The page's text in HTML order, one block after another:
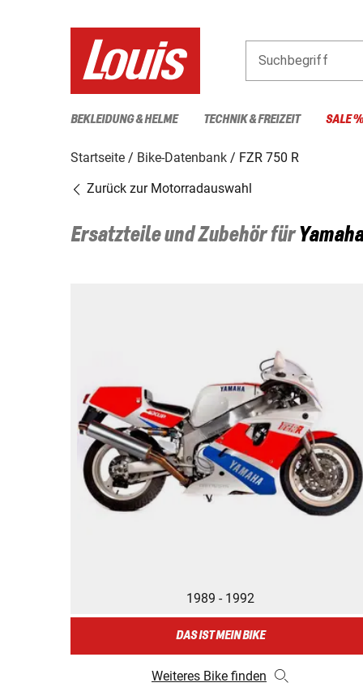
Suchbegriff
BEKLEIDUNG & HELME TECHNIK & FREIZEIT SALE %
Startseite Bike-Datenbank
FZR 750 R
Zurück zur Motorradauswahl
Ersatzteile und Zubehör fürYamaha
1989 - 1992
DAS IST MEIN BIKE
Weiteres Bike finden